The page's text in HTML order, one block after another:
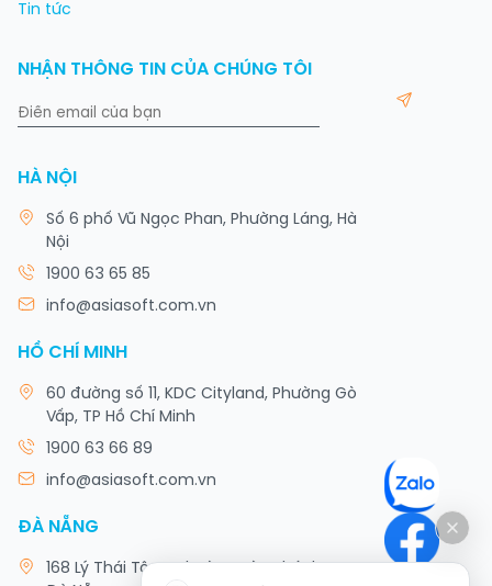
Tin tức
NHẬN THÔNG TIN CỦA CHÚNG TÔI
HÀ NỘI
Số 6 phố Vũ Ngọc Phan, Phường Láng, Hà
Nội
1900 63 65 85
info@asiasoft.com.vn
HỒ CHÍ MINH
60 đường số 11, KDC Cityland, Phường Gò
Vấp, TP Hồ Chí Minh
1900 63 66 89
info@asiasoft.com.vn
ĐÀ NẴNG
168 Lý Thái Tông, Phường Hòa Khánh, TP